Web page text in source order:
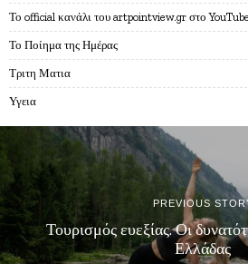
Το official κανάλι του artpointview.gr στο YouTube
Το Ποίημα της Ημέρας
Τριτη Ματια
Υγεια
PREVIOUS
Τουρισμός ευεξίας. Οι
Ελλάδας